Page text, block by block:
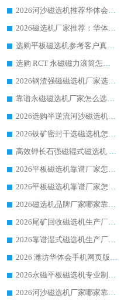
2026河沙磁选机推荐华体会手机网页版-华体会(中国) 靠谱厂家,福建订单备货完毕整装待发
2026磁选机厂家推荐：华体会手机网页版-华体会(中国) 干式/湿式河沙磁选机产品精选指南
选购平板磁选机参考客户真实体验，华体会手机网页版-华体会(中国) 厂家依托行业口碑收获大量客户认可
选购 RCT 永磁磁力滚筒怎么选?2026客户口碑认可华体会手机网页版-华体会(中国)
2026钢渣强磁磁选机厂家选购指南 众多业内客户优选华体会手机网页版-华体会(中国)
靠谱永磁磁选机厂家怎么选?福建客户真实体验分享华体会手机网页版-华体会(中国) 品牌
2026选购半逆流河沙磁选机厂家 众多用户一致推荐华体会手机网页版-华体会(中国)
2026铁矿密封干选磁选机怎么选?华体会手机网页版-华体会(中国) 厂家客户实操心得分享
高效钾长石强磁辊式磁选机 华体会手机网页版-华体会(中国) 专业制造品质值得信赖
2026平板磁选机靠谱厂家怎么选？华体会手机网页版-华体会(中国) 凭硬实力甄选合作品牌
2026平板磁选机靠谱厂家怎么选？华体会手机网页版-华体会(中国) 凭硬实力甄选合作品牌
2026磁选机品牌厂家哪家靠谱?行业优选华体会手机网页版-华体会(中国) 实力出众
2026尾矿回收磁选机生产厂家哪家好_行业推荐华体会手机网页版-华体会(中国)
2026靠谱湿式磁选机生产厂家推荐 华体会手机网页版-华体会(中国) 技术与实力兼具
2026 潍坊华体会手机网页版-华体会(中国) _矿用 RCT永磁滚筒提纯设备 厂家实力与应用优势全解析
2026永磁平板磁选机专业制造 华体会手机网页版-华体会(中国) 靠谱生产厂家
2026河沙磁选机厂家哪家靠谱?华体会手机网页版-华体会(中国) 优质河沙磁选机厂家推荐